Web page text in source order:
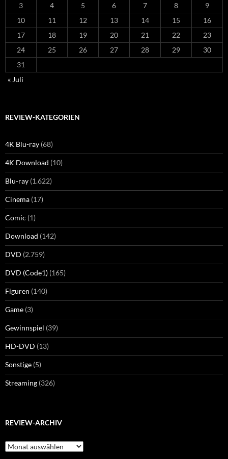
3
4 5 6 7 8
9
10
11 12 13 14 15
16
17
18 19 20 21 22
23
24
25 26 27 28 29
30
31
« Juli
REVIEW-KATEGORIEN
4K Blu-ray (68)
4K Download (10)
Blu-ray (1.622)
Cinema (17)
Comic (1)
Download (142)
DVD (2.759)
DVD (Code1) (165)
Figuren (140)
Game (3)
Gewinnspiel (39)
HD-DVD (13)
Sonstige (5)
Streaming (326)
REVIEW-ARCHIV
Review-
Archiv